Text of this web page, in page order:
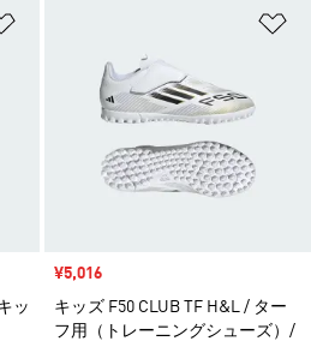
ッ
セール価格
¥5,016
キッズ F50 CLUB TF H&L / ター
フ用（トレーニングシューズ）/